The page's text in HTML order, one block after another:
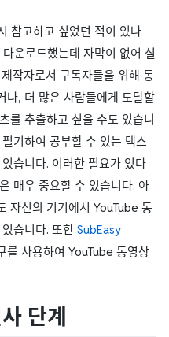
참고하고 싶었던 적이 있나
운로드했는데 자막이 없어 실
작자로서 구독자들을 위해 동
나, 더 많은 사람들에게 도달할
를 추출하고 싶을 수도 있습니
기하여 공부할 수 있는 텍스
습니다. 이러한 필요가 있다
매우 중요할 수 있습니다. 아
자신의 기기에서 YouTube 동
습니다. 또한 SubEasy
를 사용하여 YouTube 동영상
단계